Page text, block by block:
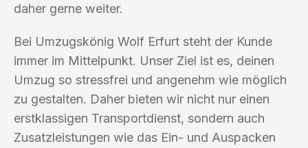
daher gerne weiter.
Bei Umzugskönig Wolf Erfurt steht der Kunde
immer im Mittelpunkt. Unser Ziel ist es, deinen
Umzug so stressfrei und angenehm wie möglich
zu gestalten. Daher bieten wir nicht nur einen
erstklassigen Transportdienst, sondern auch
Zusatzleistungen wie das Ein- und Auspacken